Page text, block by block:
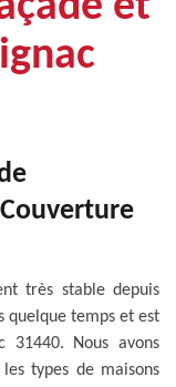
très stable depuis
quelque temps et est
31440. Nous avons
types de maisons